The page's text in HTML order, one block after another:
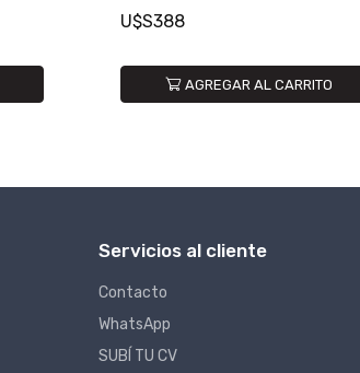
U$S388
AGREGAR AL CARRITO
Servicios al cliente
Contacto
WhatsApp
SUBÍ TU CV